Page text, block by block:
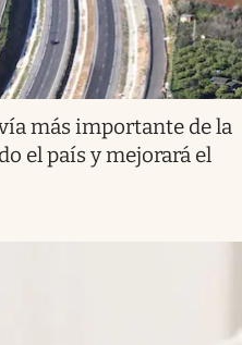
más importante de la
el país y mejorará el